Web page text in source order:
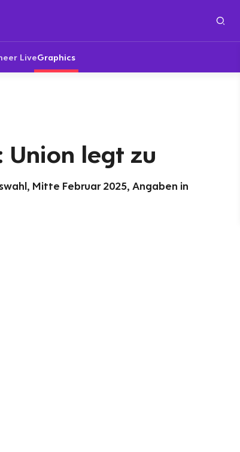
LiveGraphics
legt zu
Mitte Februar 2025, Angaben in